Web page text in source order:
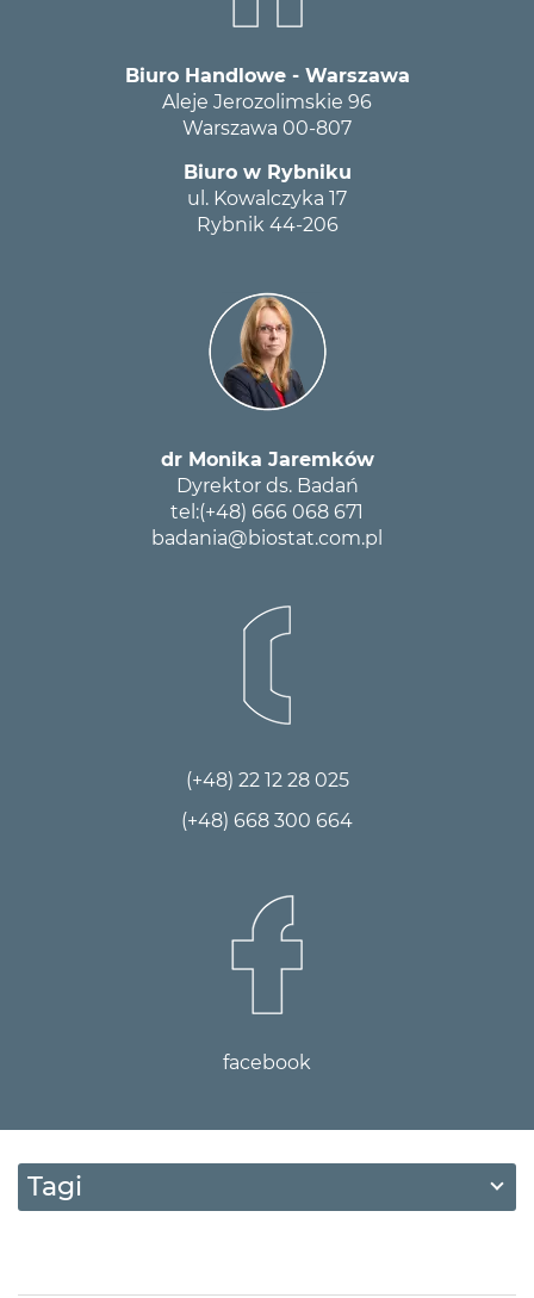
Biuro Handlowe - Warszawa
Aleje Jerozolimskie 96
Warszawa 00-807
Biuro w Rybniku
ul. Kowalczyka 17
Rybnik 44-206
dr Monika Jaremków
Dyrektor ds. Badań
tel:(+48) 666 068 671
badania@biostat.com.pl
(+48) 22 12 28 025
(+48) 668 300 664
facebook
Tagi